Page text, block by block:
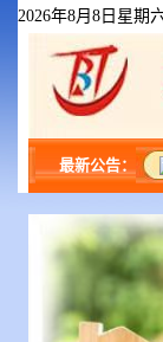
2026年8月8日星期
最新公告：